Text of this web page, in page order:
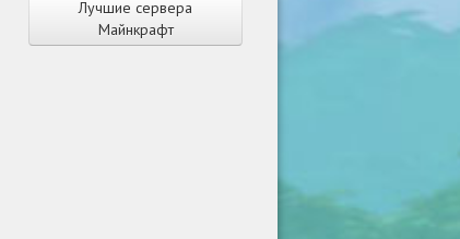
Лучшие сервера
Майнкрафт